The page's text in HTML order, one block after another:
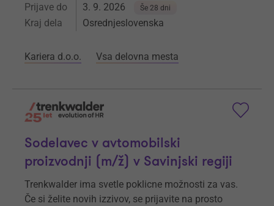
Prijave do 3. 9. 2026 Še 28 dni
Kraj dela Osrednjeslovenska
Kariera d.o.o. Vsa delovna mesta
Sodelavec v avtomobilski
proizvodnji (m/ž) v Savinjski regiji
Trenkwalder ima svetle poklicne možnosti za vas.
Če si želite novih izzivov, se prijavite na prosto